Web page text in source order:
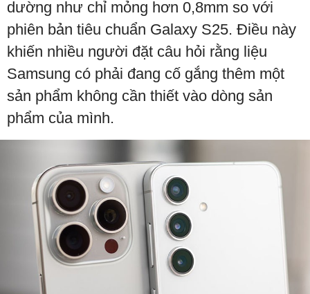
dường như chỉ mỏng hơn 0,8mm so với
phiên bản tiêu chuẩn Galaxy S25. Điều này
khiến nhiều người đặt câu hỏi rằng liệu
Samsung có phải đang cố gắng thêm một
sản phẩm không cần thiết vào dòng sản
phẩm của mình.